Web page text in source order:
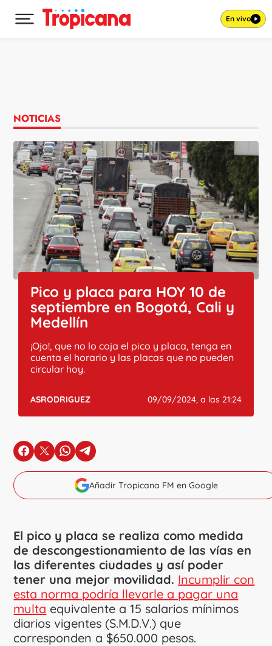
Desplegar menú principal En vivo
NOTICIAS
Pico y placa para HOY 10 de
septiembre en Bogotá, Cali y
Medellín
¡Ojo!, que no lo coja el pico y placa, tenga en
cuenta el horario y las placas que no pueden
circular hoy.
ASRODRIGUEZ 09/09/2024, a las 21:24
en Facebook
en Xen Whatsapp
en Telegram
Añadir Tropicana FM en Google
El pico y placa se realiza como medida
de descongestionamiento de las vías en
las diferentes ciudades y así poder
tener una mejor movilidad. Incumplir con
esta norma podría llevarle a pagar una
multa equivalente a 15 salarios mínimos
diarios vigentes (S.M.D.V.) que
corresponden a $650.000 pesos.